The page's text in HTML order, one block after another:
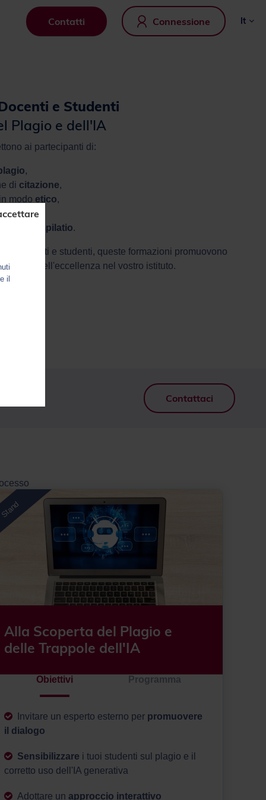
Contatti Connessione it
e Studenti
Plagio e dell'IA
ai partecipanti di:
,
di citazione,
modo etico,
,
di Compilatio.
docenti e studenti, queste formazioni promuovono
cultura dell'eccellenza nel vostro istituto.
Contattaci
Alla Scoperta del Plagio e
delle Trappole dell'IA
Obiettivi Programma
Invitare un esperto esterno per promuovere
il dialogo
Sensibilizzare i tuoi studenti sul plagio e il
corretto uso dell'IA generativa
Adottare un approccio interattivo
il